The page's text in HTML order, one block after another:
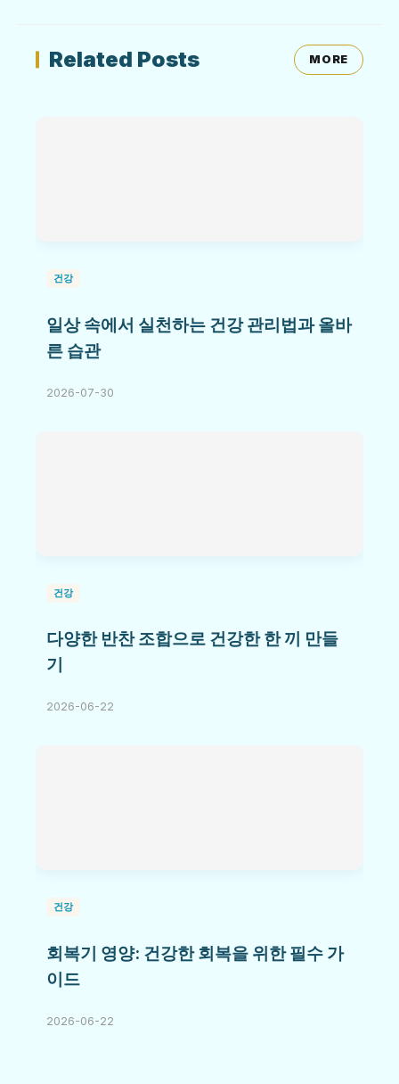
Related Posts MORE
건강
일상 속에서 실천하는 건강 관리법과 올바
른 습관
2026-07-30
건강
다양한 반찬 조합으로 건강한 한 끼 만들
기
2026-06-22
건강
회복기 영양: 건강한 회복을 위한 필수 가
이드
2026-06-22